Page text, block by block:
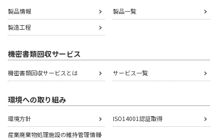
製品情報
製品一覧
製造工程
機密書類回収サービス
機密書類回収サービスとは サービス一覧
環境への取り組み
環境方針
ISO14001認証取得
産業廃棄物処理施設の維持管理情報